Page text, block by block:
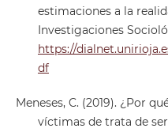
estimaciones a la
Investigaciones
https://
df
Meneses, C. (2019). ¿Por
víctimas de trata de